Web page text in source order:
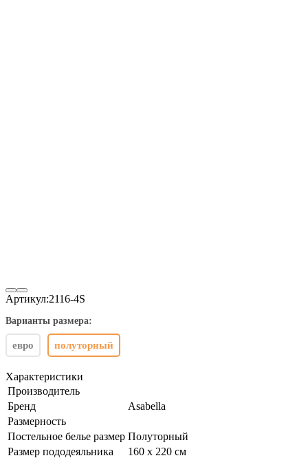
Артикул:2116-4S
Варианты размера:
евро полуторный
Характеристики
Производитель
Бренд
Asabella
Размерность
Постельное белье размер Полуторный
Размер пододеяльника
160 х 220 см